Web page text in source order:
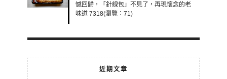
憾回歸，「針線包」不見了，再現懷念的老
味道 7318(瀏覽：71)
近期文章